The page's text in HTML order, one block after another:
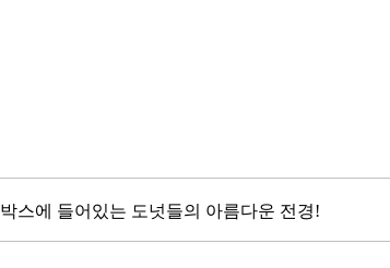
박스에 들어있는 도넛들의 아름다운 전경!